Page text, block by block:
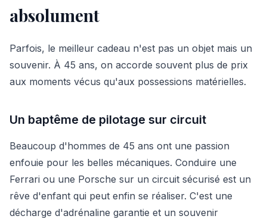
absolument
Parfois, le meilleur cadeau n'est pas un objet mais un
souvenir. À 45 ans, on accorde souvent plus de prix
aux moments vécus qu'aux possessions matérielles.
Un baptême de pilotage sur circuit
Beaucoup d'hommes de 45 ans ont une passion
enfouie pour les belles mécaniques. Conduire une
Ferrari ou une Porsche sur un circuit sécurisé est un
rêve d'enfant qui peut enfin se réaliser. C'est une
décharge d'adrénaline garantie et un souvenir